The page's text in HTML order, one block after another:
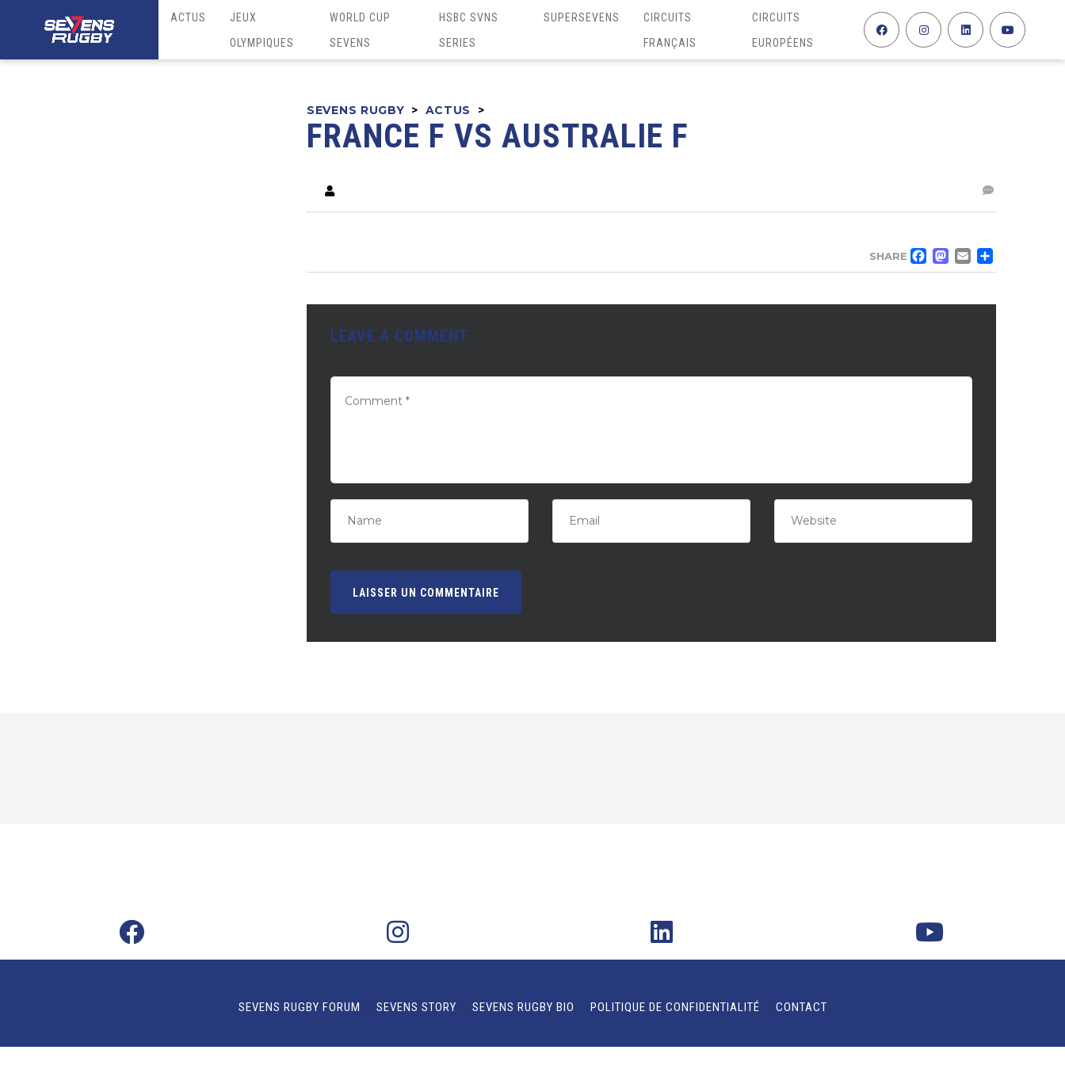
ACTUS
JEUX
OLYMPIQUES
WORLD CUP
SEVENS
HSBC SVNS
SERIES
SUPERSEVENS
CIRCUITS
FRANÇAIS
CIRCUITS
EUROPÉENS
SEVENS RUGBY > ACTUS >
FRANCE F VS AUSTRALIE F
SHARE EMAIL
LEAVE A COMMENT
SEVENS RUGBY FORUM SEVENS STORY SEVENS RUGBY BIO POLITIQUE DE CONFIDENTIALITÉ CONTACT